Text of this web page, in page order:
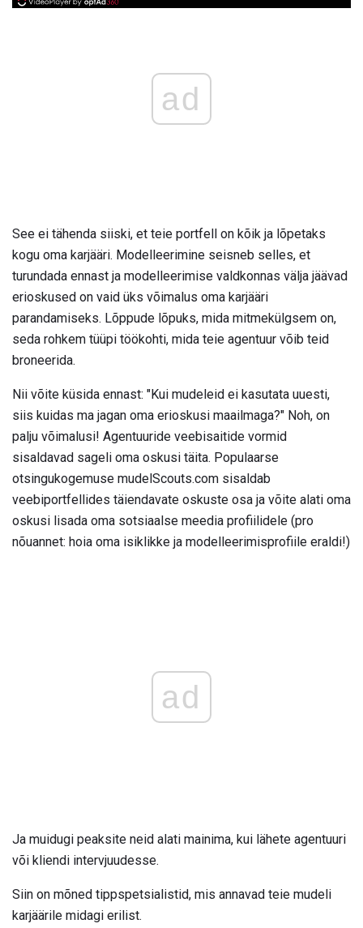
ad
See ei tähenda siiski, et teie portfell on kõik ja lõpetaks
kogu oma karjääri. Modelleerimine seisneb selles, et
turundada ennast ja modelleerimise valdkonnas välja jäävad
erioskused on vaid üks võimalus oma karjääri
parandamiseks. Lõppude lõpuks, mida mitmekülgsem on,
seda rohkem tüüpi töökohti, mida teie agentuur võib teid
broneerida.
Nii võite küsida ennast: "Kui mudeleid ei kasutata uuesti,
siis kuidas ma jagan oma erioskusi maailmaga?" Noh, on
palju võimalusi! Agentuuride veebisaitide vormid
sisaldavad sageli oma oskusi täita. Populaarse
otsingukogemuse mudelScouts.com sisaldab
veebiportfellides täiendavate oskuste osa ja võite alati oma
oskusi lisada oma sotsiaalse meedia profiilidele (pro
nõuannet: hoia oma isiklikke ja modelleerimisprofiile eraldi!)
ad
Ja muidugi peaksite neid alati mainima, kui lähete agentuuri
või kliendi intervjuudesse.
Siin on mõned tippspetsialistid, mis annavad teie mudeli
karjäärile midagi erilist.